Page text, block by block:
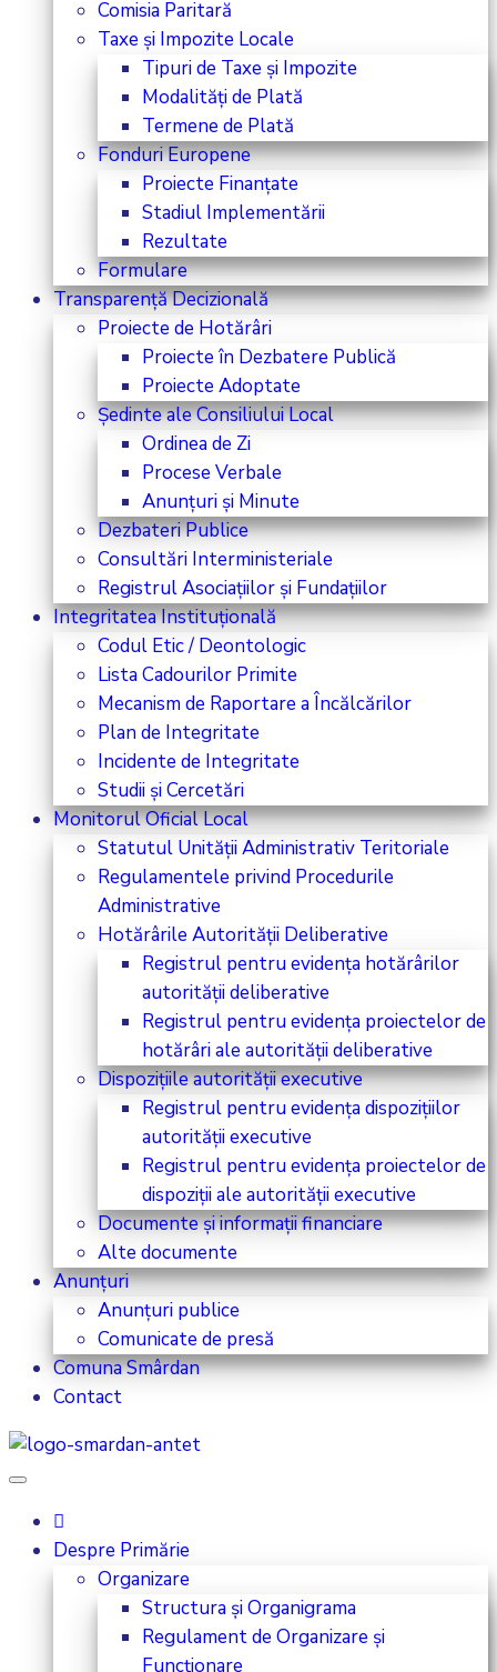
Comisia Paritară
Taxe și Impozite Locale
Tipuri de Taxe și Impozite
Modalități de Plată
Termene de Plată
Fonduri Europene
Proiecte Finanțate
Stadiul Implementării
Rezultate
Formulare
Transparență Decizională
Proiecte de Hotărâri
Proiecte în Dezbatere Publică
Proiecte Adoptate
Ședinte ale Consiliului Local
Ordinea de Zi
Procese Verbale
Anunțuri și Minute
Dezbateri Publice
Consultări Interministeriale
Registrul Asociațiilor și Fundațiilor
Integritatea Instituțională
Codul Etic / Deontologic
Lista Cadourilor Primite
Mecanism de Raportare a Încălcărilor
Plan de Integritate
Incidente de Integritate
Studii și Cercetări
Monitorul Oficial Local
Statutul Unității Administrativ Teritoriale
Regulamentele privind Procedurile
Administrative
Hotărârile Autorității Deliberative
Registrul pentru evidența hotărârilor
autorității deliberative
Registrul pentru evidența proiectelor de
hotărâri ale autorității deliberative
Dispozițiile autorității executive
Registrul pentru evidența dispozițiilor
autorității executive
Registrul pentru evidența proiectelor de
dispoziții ale autorității executive
Documente și informații financiare
Alte documente
Anunțuri
Anunțuri publice
Comunicate de presă
Comuna Smârdan
Contact
Despre Primărie
Organizare
Structura și Organigrama
Regulament de Organizare și
Funcționare